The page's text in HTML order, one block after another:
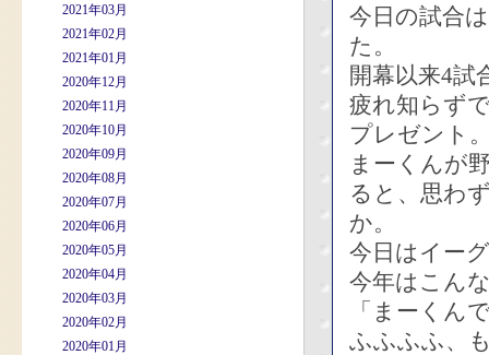
2021年03月
2021年02月
2021年01月
2020年12月
2020年11月
2020年10月
2020年09月
2020年08月
2020年07月
2020年06月
2020年05月
2020年04月
2020年03月
2020年02月
2020年01月
今日の試合
た。
開幕以来4試
疲れ知らず
プレゼント
まーくんが
ると、思わ
か。
今日はイー
今年はこん
「まーくん
ふふふふ、